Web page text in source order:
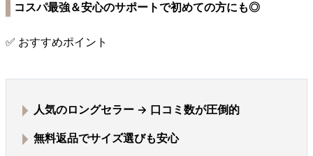
コスパ最強＆安心のサポートで初めての方にも◎
✅ おすすめポイント
人気のロングセラー→ 口コミ数が圧倒的
無料返品でサイズ選びも安心